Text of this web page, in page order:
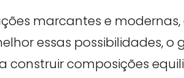
marcantes e
essas possibilidades,
construir composições